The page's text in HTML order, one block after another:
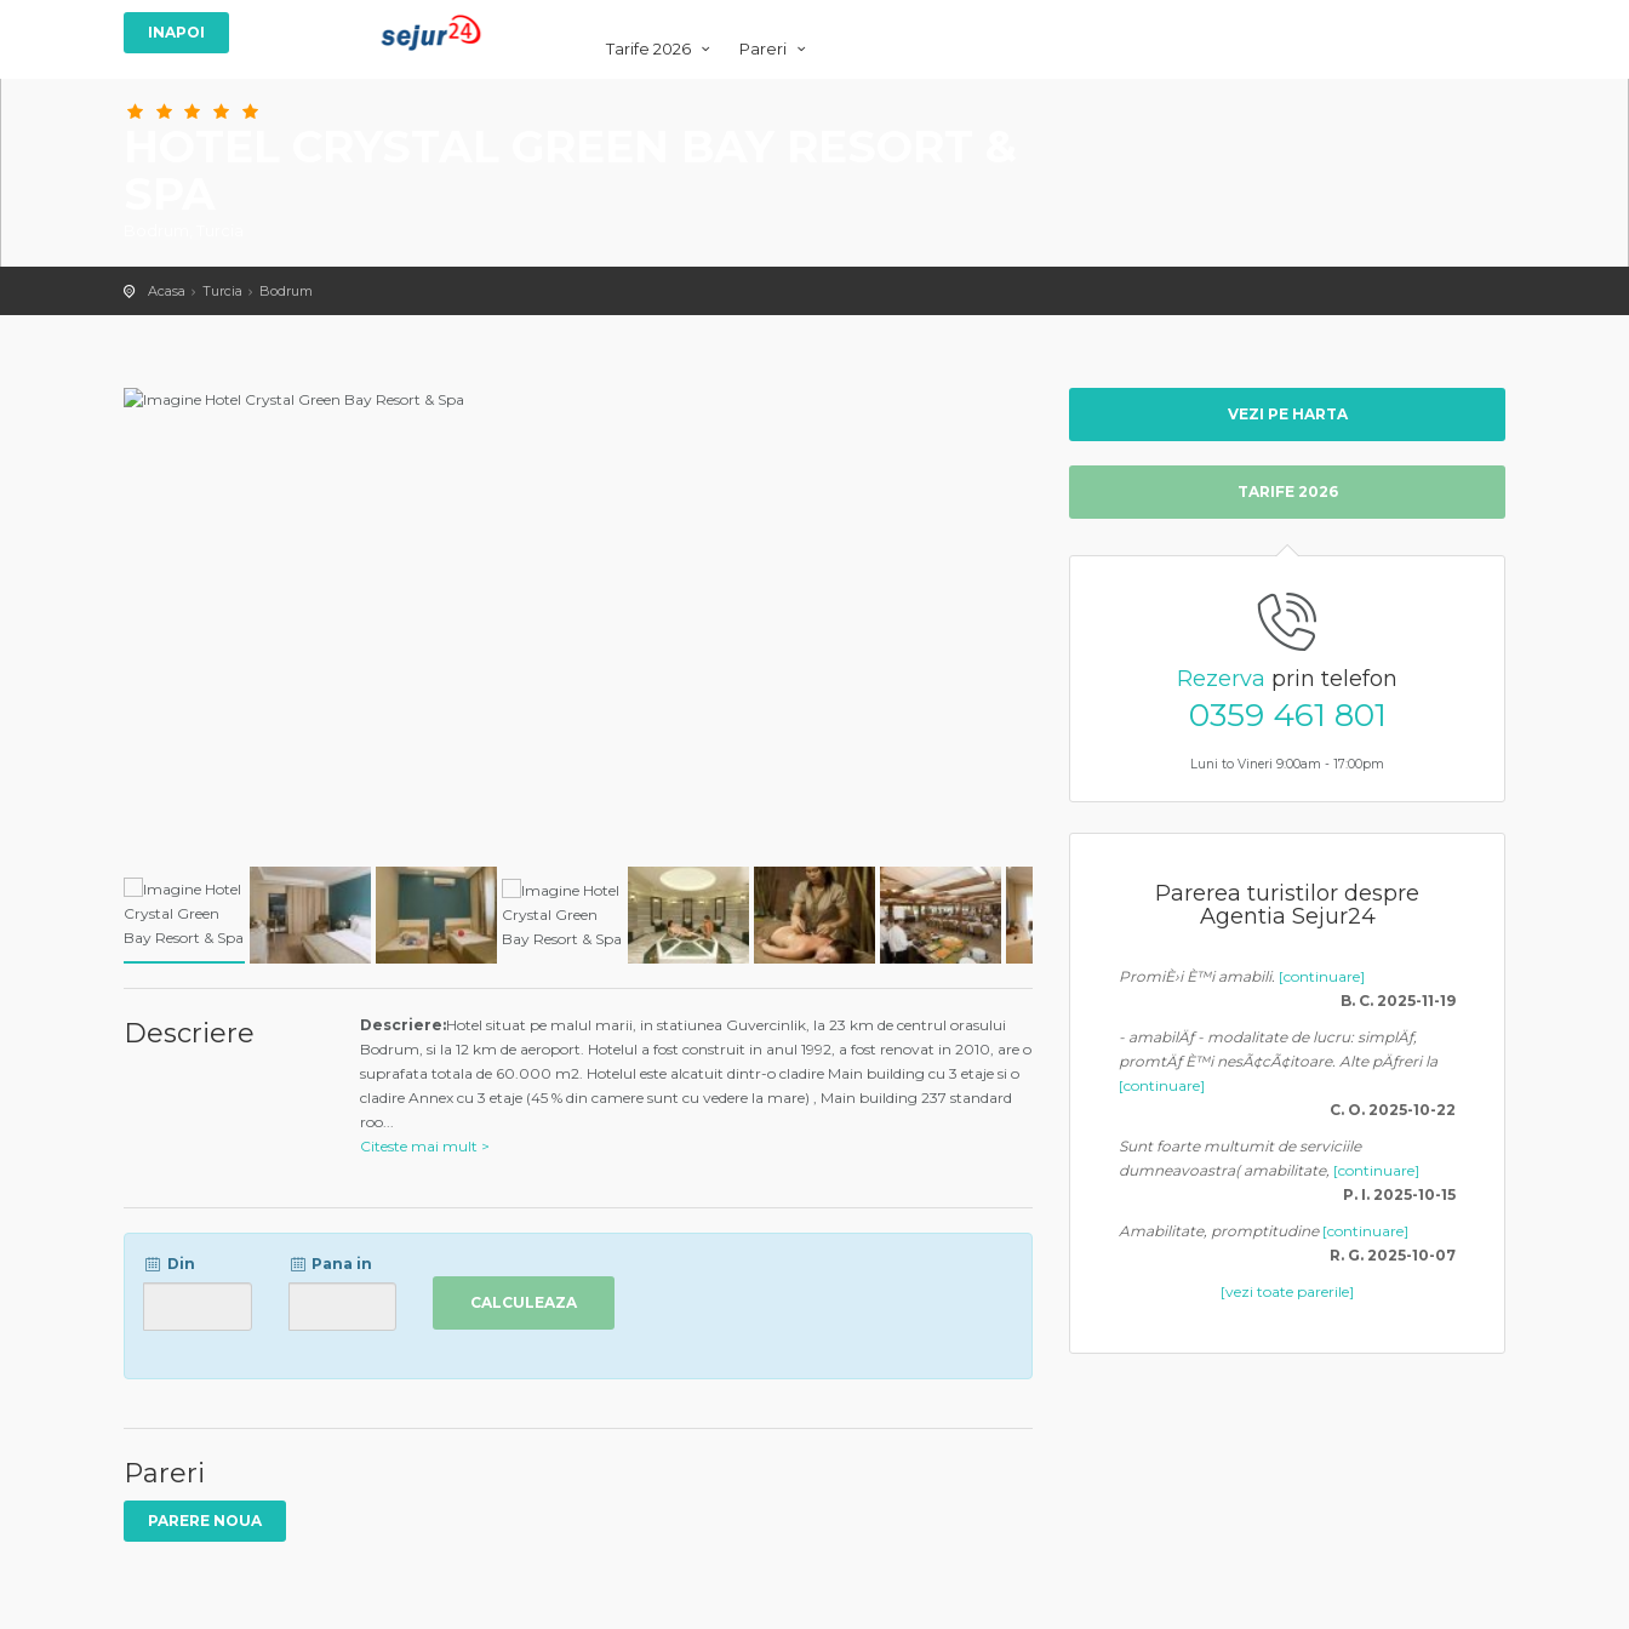
Tarife 2026 Pareri
Acasa Turcia Bodrum
Descriere Descriere:Hotel situat pe malul marii, in statiunea Guvercinlik, la 23 km de centrul orasului
Bodrum, si la 12 km de aeroport. Hotelul a fost construit in anul 1992, a fost renovat in 2010, are o
suprafata totala de 60.000 m2. Hotelul este alcatuit dintr-o cladire Main building cu 3 etaje si o
cladire Annex cu 3 etaje (45 % din camere sunt cu vedere la mare) , Main building 237 standard
roo
Citeste mai mult >
Din Pana in
CALCULEAZA
Pareri
PARERE NOUA
VEZI PE HARTA
TARIFE 2026
Rezerva prin telefon
0359 461 801
Luni to Vineri 9:00am - 17:00pm
Parerea turistilor despre
Agentia Sejur24
PromiÈ›i È™i amabili. [continuare]
B. C. 2025-11-19
- amabilÄƒ - modalitate de lucru: simplÄƒ,
promtÄƒ È™i nesÃ¢cÃ¢itoare. Alte pÄƒreri la
[continuare]
C. O. 2025-10-22
Sunt foarte multumit de serviciile
dumneavoastra( amabilitate, [continuare]
P. I. 2025-10-15
Amabilitate, promptitudine [continuare]
R. G. 2025-10-07
[vezi toate parerile]